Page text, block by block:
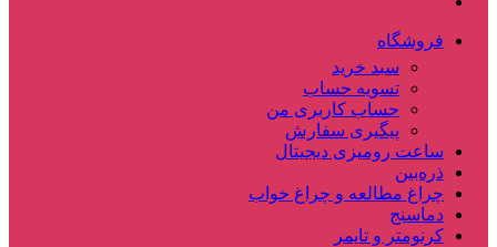
فروشگاه
سبد خرید
تسویه حساب
حساب کاربری من
پیگیری سفارش
ساعت‌ رومیزی دیجیتال
ذره‌بین‌
چراغ مطالعه و چراغ خواب
دماسنج‌
کرنومتر و تایمر